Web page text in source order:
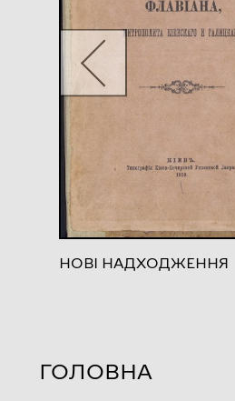
НОВІ НАДХОДЖЕННЯ
ГОЛОВНА